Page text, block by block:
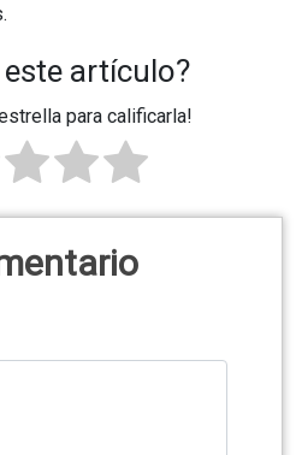
artículo?
para calificarla!